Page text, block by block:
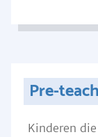
Pre-
Kinderen